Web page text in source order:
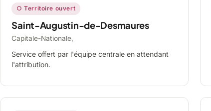
○ Territoire ouvert
Saint-Augustin-de-Desmaures
Capitale-Nationale,
Service offert par l'équipe centrale en attendant
l'attribution.